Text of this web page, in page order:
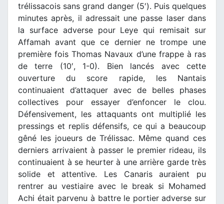
trélissacois sans grand danger (5′). Puis quelques
minutes après, il adressait une passe laser dans
la surface adverse pour Leye qui remisait sur
Affamah avant que ce dernier ne trompe une
première fois Thomas Navaux d’une frappe à ras
de terre (10′, 1-0). Bien lancés avec cette
ouverture du score rapide, les Nantais
continuaient d’attaquer avec de belles phases
collectives pour essayer d’enfoncer le clou.
Défensivement, les attaquants ont multiplié les
pressings et replis défensifs, ce qui a beaucoup
gêné les joueurs de Trélissac. Même quand ces
derniers arrivaient à passer le premier rideau, ils
continuaient à se heurter à une arrière garde très
solide et attentive. Les Canaris auraient pu
rentrer au vestiaire avec le break si Mohamed
Achi était parvenu à battre le portier adverse sur